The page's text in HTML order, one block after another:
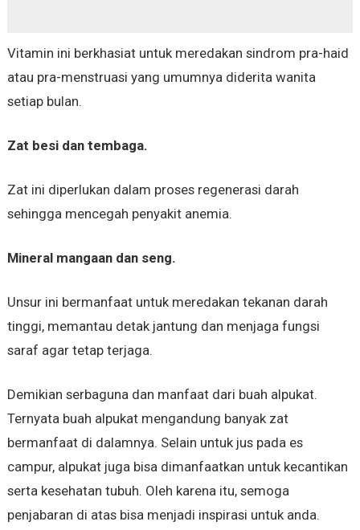
Vitamin ini berkhasiat untuk meredakan sindrom pra-haid
atau pra-menstruasi yang umumnya diderita wanita
setiap bulan.
Zat besi dan tembaga.
Zat ini diperlukan dalam proses regenerasi darah
sehingga mencegah penyakit anemia.
Mineral mangaan dan seng.
Unsur ini bermanfaat untuk meredakan tekanan darah
tinggi, memantau detak jantung dan menjaga fungsi
saraf agar tetap terjaga.
Demikian serbaguna dan manfaat dari buah alpukat.
Ternyata buah alpukat mengandung banyak zat
bermanfaat di dalamnya. Selain untuk jus pada es
campur, alpukat juga bisa dimanfaatkan untuk kecantikan
serta kesehatan tubuh. Oleh karena itu, semoga
penjabaran di atas bisa menjadi inspirasi untuk anda.